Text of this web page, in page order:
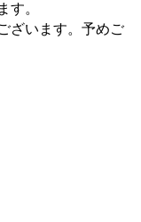
す。
ざいます。予めご